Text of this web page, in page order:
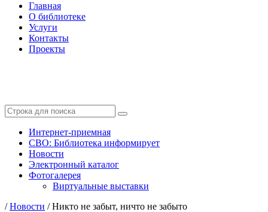
Главная
О библиотеке
Услуги
Контакты
Проекты
Интернет-приемная
СВО: Библиотека информирует
Новости
Электронный каталог
Фотогалерея
Виртуальные выставки
/Новости /Никто не забыт, ничто не забыто